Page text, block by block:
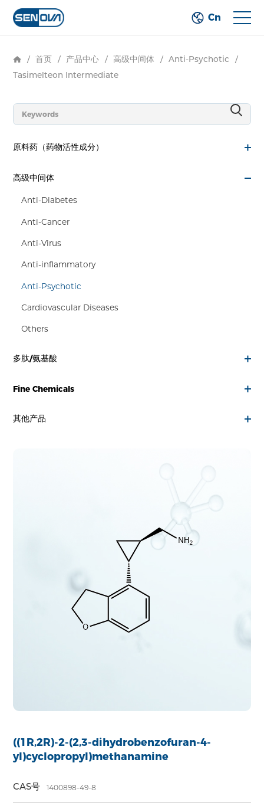
Cn
/ 首页 / 产品中心 / 高级中间体 / Anti-Psychotic
/
Tasimelteon Intermediate
原料药（药物活性成分）
高级中间体
Anti-Diabetes
Anti-Cancer
Anti-Virus
Anti-inflammatory
Anti-Psychotic
Cardiovascular Diseases
Others
多肽/氨基酸
Fine Chemicals
其他产品
((1R,2R)-2-(2,3-dihydrobenzofuran-4-
yl)cyclopropyl)methanamine
CAS号 1400898-49-8